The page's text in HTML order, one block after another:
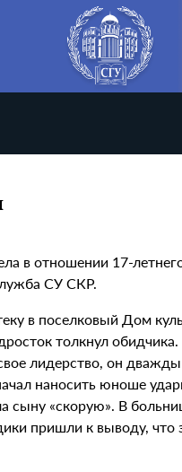
в отношении 17-
СУ СКР.
в поселковый Дом
толкнул
лидерство, он
наносить юноше
сыну «скорую». В
пришли к выводу, что